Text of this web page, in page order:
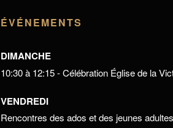
ÉVÉNEMENTS
DIMANCHE
10:30 à 12:15 - Célébration Église de la
VENDREDI
Rencontres des ados et des jeunes adultes